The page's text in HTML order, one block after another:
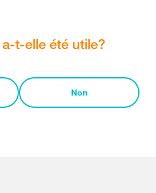
t-elle été utile?
Non